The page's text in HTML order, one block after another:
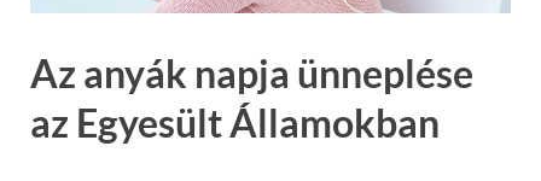
Az anyák napja ünneplése
az Egyesült Államokban